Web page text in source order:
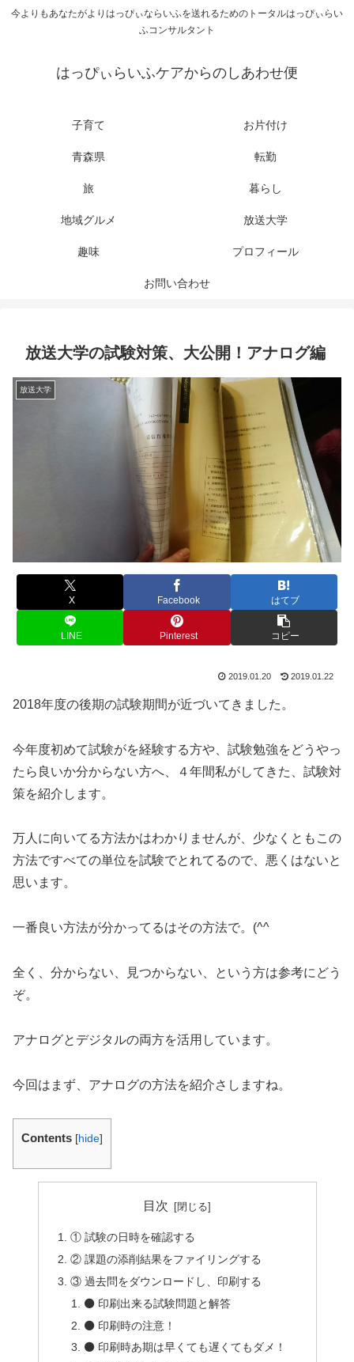
今よりもあなたがよりはっぴぃならいふを送れるためのトータルはっぴぃらい
ふコンサルタント
はっぴぃらいふケアからのしあわせ便
子育て お片付け
青森県 転勤
旅 暮らし
地域グルメ 放送大学
趣味 プロフィール
お問い合わせ
放送大学の試験対策、大公開！アナログ編
放送大学
X Facebook はてブ
LINE Pinterest コピー
2019.01.20 2019.01.22
2018年度の後期の試験期間が近づいてきました。
今年度初めて試験がを経験する方や、試験勉強をどうやっ
たら良いか分からない方へ、４年間私がしてきた、試験対
策を紹介します。
万人に向いてる方法かはわかりませんが、少なくともこの
方法ですべての単位を試験でとれてるので、悪くはないと
思います。
一番良い方法が分かってるはその方法で。(^^ゞ
全く、分からない、見つからない、という方は参考にどう
ぞ。
アナログとデジタルの両方を活用しています。
今回はまず、アナログの方法を紹介さしますね。
Contents [hide]
目次
① 試験の日時を確認する
② 課題の添削結果をファイリングする
③ 過去問をダウンロードし、印刷する
⚫ 印刷出来る試験問題と解答
⚫ 印刷時の注意！
⚫ 印刷時あ期は早くても遅くてもダメ！